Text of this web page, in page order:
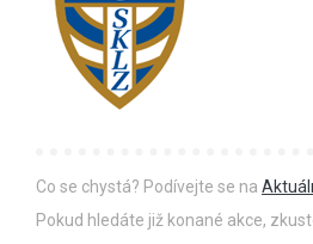
Co se chystá? Podívejte se na
Pokud hledáte již konané akce,